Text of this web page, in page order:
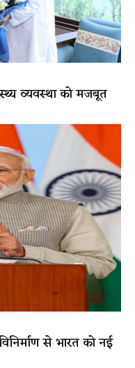
व्यवस्था को मजबूत
से भारत को नई